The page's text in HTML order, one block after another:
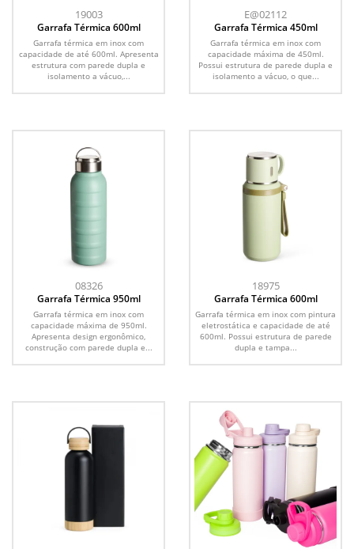
19003
Garrafa Térmica 600ml
Garrafa térmica em inox com
capacidade de até 600ml. Apresenta
estrutura com parede dupla e
isolamento a vácuo,...
E@02112
Garrafa Térmica 450ml
Garrafa térmica em inox com
capacidade máxima de 450ml.
Possui estrutura de parede dupla e
isolamento a vácuo, o que...
08326
Garrafa Térmica 950ml
Garrafa térmica em inox com
capacidade máxima de 950ml.
Apresenta design ergonômico,
construção com parede dupla e...
18975
Garrafa Térmica 600ml
Garrafa térmica em inox com pintura
eletrostática e capacidade de até
600ml. Possui estrutura de parede
dupla e tampa...